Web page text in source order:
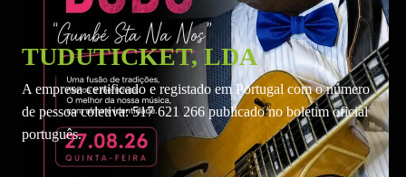
TUDUTICKET, LDA
A empresa certificado e registado em Portugal com o número
de pessoa coletiva: 517 621 266 publicado no boletim oficial
português.